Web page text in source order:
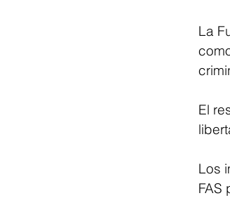
La
El
Los
FAS